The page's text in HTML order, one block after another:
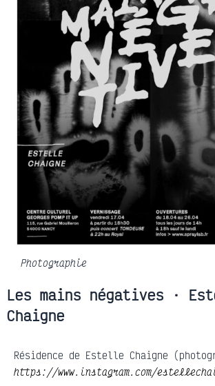
Photographie
Les mains négatives ·
Chaigne
Résidence de Estelle Chaigne
https://www.instagram.com/